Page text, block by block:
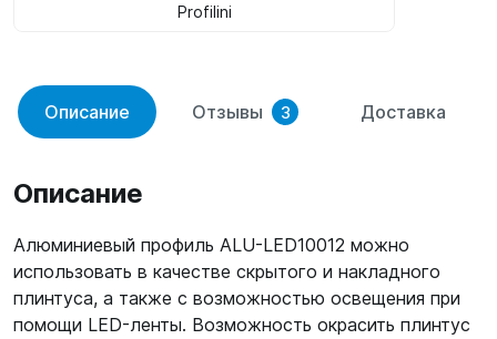
Profilini
Описание Отзывы 3 Доставка
Описание
Алюминиевый профиль ALU-LED10012 можно
использовать в качестве скрытого и накладного
плинтуса, а также с возможностью освещения при
помощи LED-ленты. Возможность окрасить плинтус